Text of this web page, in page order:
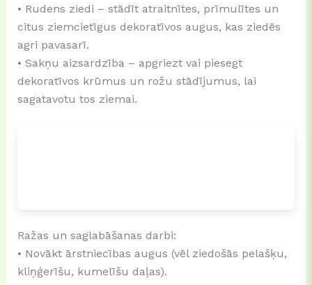
• Rudens ziedi – stādīt atraitnītes, prīmulītes un
citus ziemcietīgus dekoratīvos augus, kas ziedēs
agri pavasarī.
• Sakņu aizsardzība – apgriezt vai piesegt
dekoratīvos krūmus un rožu stādījumus, lai
sagatavotu tos ziemai.
Ražas un saglabāšanas darbi:
• Novākt ārstniecības augus (vēl ziedošās pelašķu,
kliņģerīšu, kumelīšu daļas).